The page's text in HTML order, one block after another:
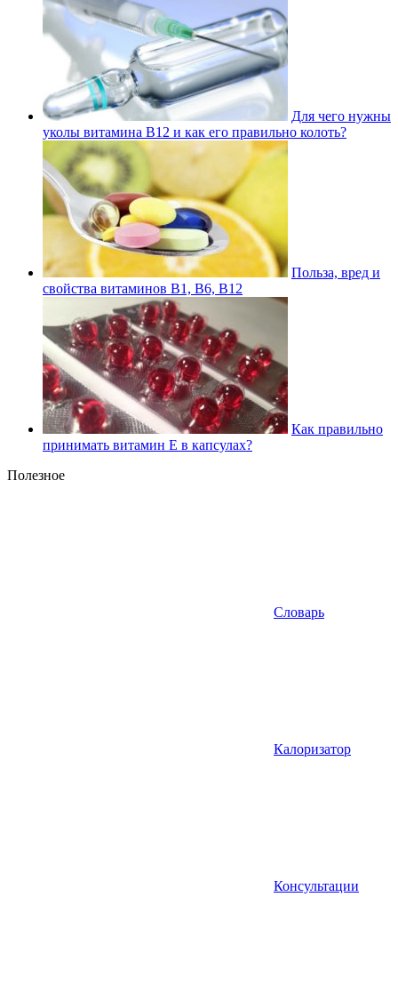
Для чего нужны
уколы витамина В12 и как его правильно колоть?
Польза, вред и
свойства витаминов В1, В6, В12
Как правильно
принимать витамин Е в капсулах?
Полезное
Словарь
Калоризатор
Консультации